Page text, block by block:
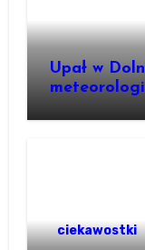
Upał w
ciekawostki